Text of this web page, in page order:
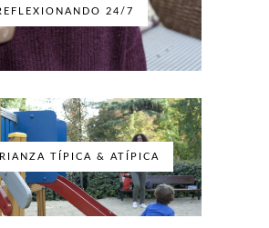
24/7
TÍPICA & ATÍPICA